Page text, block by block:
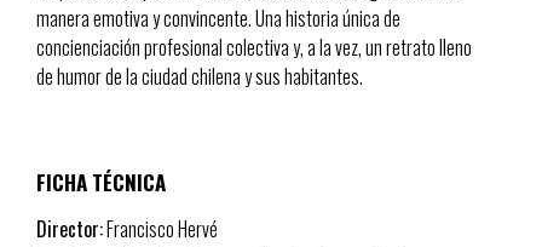
manera emotiva y convincente. Una historia única de
concienciación profesional colectiva y, a la vez, un retrato lleno
de humor de la ciudad chilena y sus habitantes.
FICHA TÉCNICA
Director:Francisco Hervé